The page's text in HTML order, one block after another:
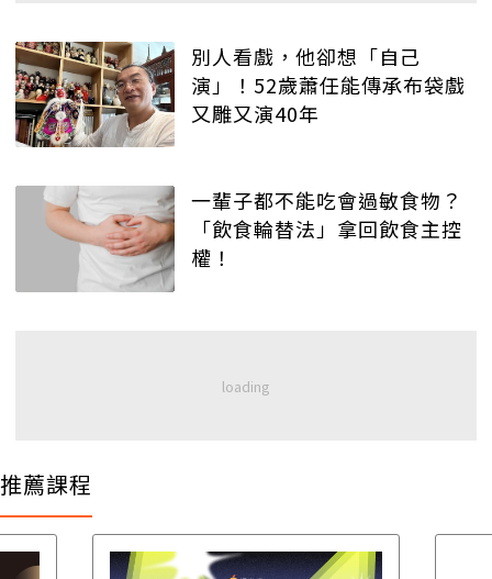
別人看戲，他卻想「自己
演」！52歲蕭任能傳承布袋戲
又雕又演40年
一輩子都不能吃會過敏食物？
「飲食輪替法」拿回飲食主控
權！
推薦課程